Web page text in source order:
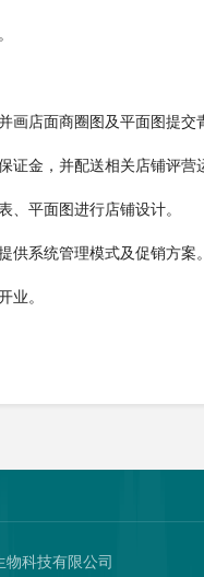
店面商圈图及平面图提交
证金，并配送相关店铺评营
、平面图进行店铺设计。
供系统管理模式及促销方案。
业。
物科技有限公司